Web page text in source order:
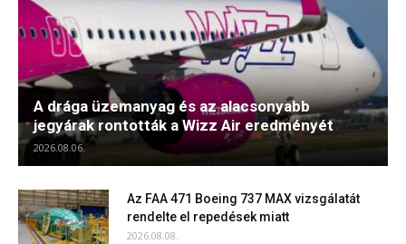
A drága üzemanyag és az alacsonyabb
jegyárak rontották a Wizz Air eredményét
2026.08.06.
Az FAA 471 Boeing 737 MAX vizsgálatát
rendelte el repedések miatt
2026.08.08.